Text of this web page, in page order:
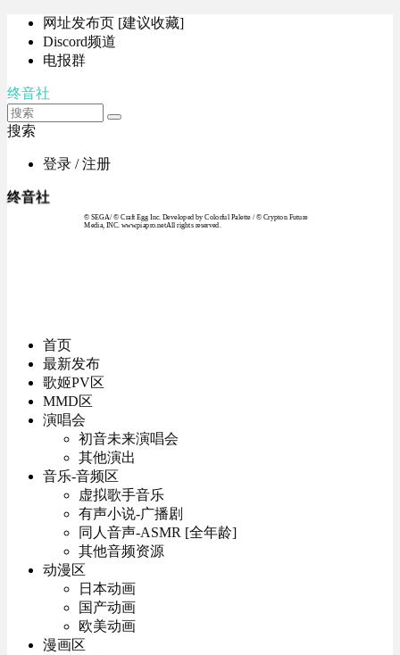
网址发布页 [建议收藏]
Discord频道
电报群
终音社
搜索
登录 / 注册
终音社
© SEGA / © Craft Egg Inc. Developed by Colorful Palette / © Crypton Future
Media, INC. www.piapro.netAll rights reserved.
首页
最新发布
歌姬PV区
MMD区
演唱会
初音未来演唱会
其他演出
音乐-音频区
虚拟歌手音乐
有声小说-广播剧
同人音声-ASMR [全年龄]
其他音频资源
动漫区
日本动画
国产动画
欧美动画
漫画区